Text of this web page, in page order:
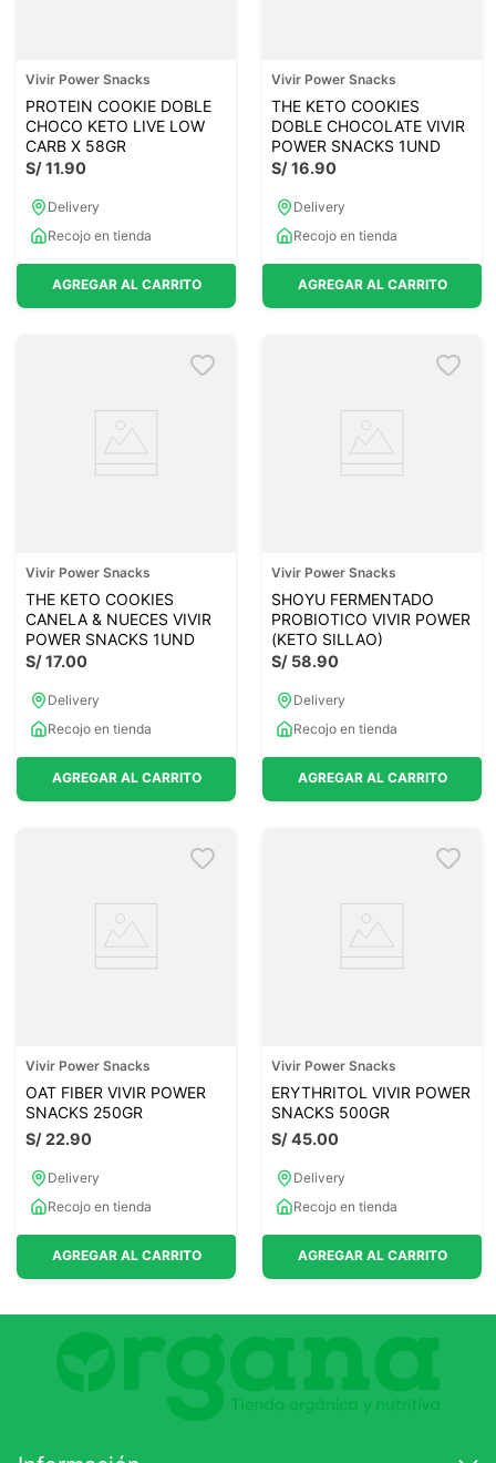
Vivir Power Snacks
PROTEIN COOKIE DOBLE
CHOCO KETO LIVE LOW
CARB X 58GR
S/11.90
Delivery
Recojo en tienda
AGREGAR AL CARRITO
Vivir Power Snacks
THE KETO COOKIES
DOBLE CHOCOLATE VIVIR
POWER SNACKS 1UND
S/16.90
Delivery
Recojo en tienda
AGREGAR AL CARRITO
Vivir Power Snacks
THE KETO COOKIES
CANELA & NUECES VIVIR
POWER SNACKS 1UND
S/17.00
Delivery
Recojo en tienda
AGREGAR AL CARRITO
Vivir Power Snacks
SHOYU FERMENTADO
PROBIOTICO VIVIR POWER
(KETO SILLAO)
S/ 58.90
Delivery
Recojo en tienda
AGREGAR AL CARRITO
Vivir Power Snacks
OAT FIBER VIVIR POWER
SNACKS 250GR
S/22.90
Delivery
Recojo en tienda
AGREGAR AL CARRITO
Vivir Power Snacks
ERYTHRITOL VIVIR POWER
SNACKS 500GR
S/45.00
Delivery
Recojo en tienda
AGREGAR AL CARRITO